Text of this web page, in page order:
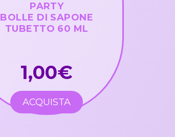
PARTY
BOLLE DI SAPONE
TUBETTO 60 ML
1,00€
ACQUISTA